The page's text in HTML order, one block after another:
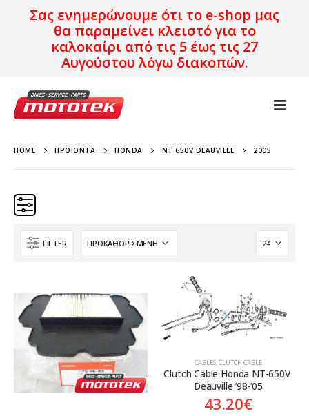
Σας ενημερώνουμε ότι το e-shop μας
θα παραμείνει κλειστό για το
καλοκαίρι από τις 5 έως τις 27
Αυγούστου λόγω διακοπών.
HOME ΠΡΟΪΌΝΤΑ HONDA NT 650V DEAUVILLE 2005
Κατηγορίες
Προϊόν Προέλευση
Aftermarket Aftermarket
Genuine
FILTER
CABLES,CLUTCH CABLE
Clutch Cable Honda NT-650V
Deauville ’98-’05
43.20€